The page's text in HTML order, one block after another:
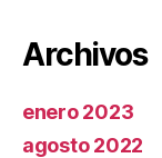
Archivos
enero 2023
agosto 2022